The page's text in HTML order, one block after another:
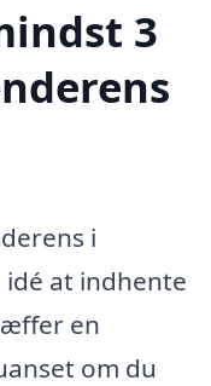
3
i
idé at indhente
en
om du